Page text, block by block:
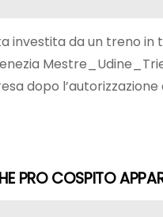
investita da un treno in
dopo
PRO COSPITO